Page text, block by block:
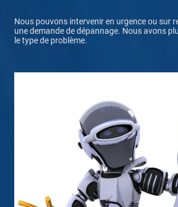
Nous pouvons intervenir en urgence ou sur
une demande de dépannage. Nous avons
le type de problème.